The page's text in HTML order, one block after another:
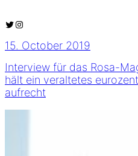
Twitter Instagram
15. October 2019
Interview für das Rosa-
hält ein veraltetes
aufrecht